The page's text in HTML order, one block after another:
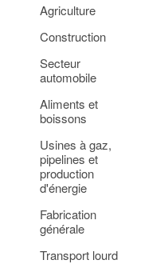
Agriculture
Construction
Secteur
automobile
Aliments et
boissons
Usines à gaz,
pipelines et
production
d'énergie
Fabrication
générale
Transport lourd